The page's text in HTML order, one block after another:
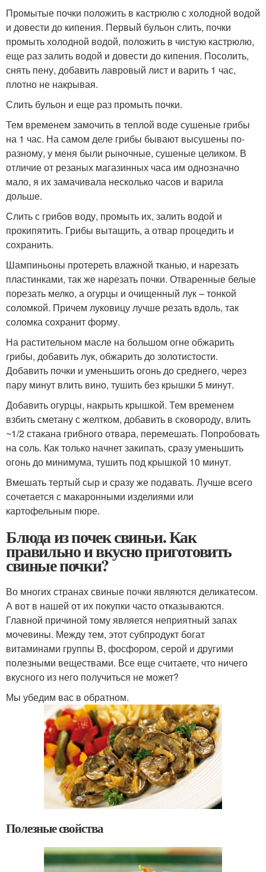
Промытые почки положить в кастрюлю с холодной водой
и довести до кипения. Первый бульон слить, почки
промыть холодной водой, положить в чистую кастрюлю,
еще раз залить водой и довести до кипения. Посолить,
снять пену, добавить лавровый лист и варить 1 час,
плотно не накрывая.
Слить бульон и еще раз промыть почки.
Тем временем замочить в теплой воде сушеные грибы
на 1 час. На самом деле грибы бывают высушены по-
разному, у меня были рыночные, сушеные целиком. В
отличие от резаных магазинных часа им однозначно
мало, я их замачивала несколько часов и варила
дольше.
Слить с грибов воду, промыть их, залить водой и
прокипятить. Грибы вытащить, а отвар процедить и
сохранить.
Шампиньоны протереть влажной тканью, и нарезать
пластинками, так же нарезать почки. Отваренные белые
порезать мелко, а огурцы и очищенный лук – тонкой
соломкой. Причем луковицу лучше резать вдоль, так
соломка сохранит форму.
На растительном масле на большом огне обжарить
грибы, добавить лук, обжарить до золотистости.
Добавить почки и уменьшить огонь до среднего, через
пару минут влить вино, тушить без крышки 5 минут.
Добавить огурцы, накрыть крышкой. Тем временем
взбить сметану с желтком, добавить в сковороду, влить
~1/2 стакана грибного отвара, перемешать. Попробовать
на соль. Как только начнет закипать, сразу уменьшить
огонь до минимума, тушить под крышкой 10 минут.
Вмешать тертый сыр и сразу же подавать. Лучше всего
сочетается с макаронными изделиями или
картофельным пюре.
Блюда из почек свиньи. Как
правильно и вкусно приготовить
свиные почки?
Во многих странах свиные почки являются деликатесом.
А вот в нашей от их покупки часто отказываются.
Главной причиной тому является неприятный запах
мочевины. Между тем, этот субпродукт богат
витаминами группы В, фосфором, серой и другими
полезными веществами. Все еще считаете, что ничего
вкусного из него получиться не может?
Мы убедим вас в обратном.
Полезные свойства